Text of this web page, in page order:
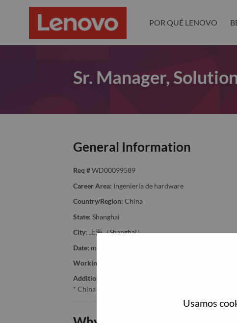
Usamos
POR QUÉ LENOVO
Sr. Manager,
General Information
Req # WD00099589
Career Area: Ingeniería de hardware
Country/Region: China
State: Shanghai
City: 上海（Shanghai）
Date: miércoles, Junio 17, 2026
Working Time:
Additional Locations
* China - Shanghai - 上海（Shanghai）